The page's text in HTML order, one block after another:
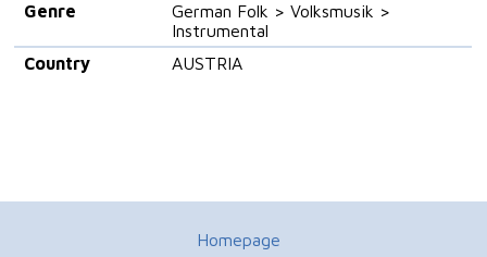
Genre
German Folk > Volksmusik >
Instrumental
Country
AUSTRIA
Homepage